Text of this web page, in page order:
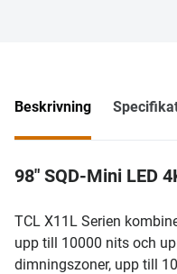
Beskrivning
98" SQD-Mini LED
TCL X11L Serien
upp till 10000 nits och
dimningszoner, upp till